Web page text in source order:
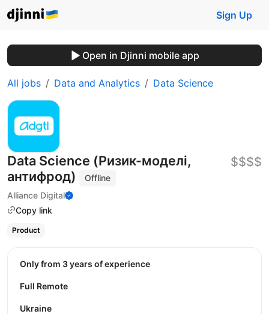
Sign Up
Open in Djinni mobile app
All jobs Data and Analytics Data Science
Data Science (Ризик-моделі,
антифрод)
Offline
Alliance Digital
Copy link
$$$$
Product
Only from 3 years of experience
Full Remote
Ukraine